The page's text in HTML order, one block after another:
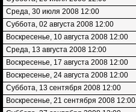
Среда, 30 июля 2008 12:00
Суббота, 02 августа 2008 12:00
Воскресенье, 10 августа 2008 12:00
Среда, 13 августа 2008 12:00
Воскресенье, 17 августа 2008 12:00
Воскресенье, 24 августа 2008 12:00
Суббота, 13 сентября 2008 12:00
Воскресенье, 21 сентября 2008 12:00